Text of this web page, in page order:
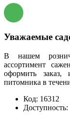
Уважаемые
В нашем
ассортимент
оформить
питомника в
Код: 16312
Доступность: